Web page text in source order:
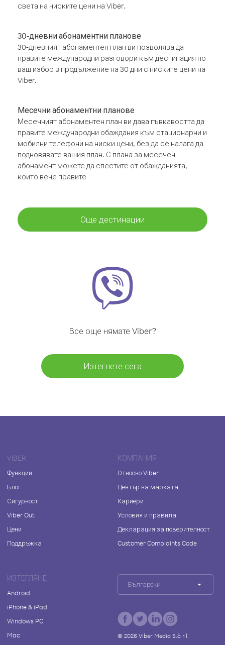
света на ниските цени на Viber.
30-дневни абонаментни планове
30-дневният абонаментен план ви позволява да
правите международни разговори към дестинация по
ваш избор в продължение на 30 дни с ниските цени на
Viber.
Месечни абонаментни планове
Месечният абонаментен план ви дава гъвкавостта да
правите международни обаждания към стационарни и
мобилни телефони на ниски цени, без да се налага да
подновявате вашия план. С плана за месечен
абонамент можете да спестите от обажданията,
които вече правите
Още дестинации
Все още нямате Viber?
Изтеглете сега
VIBER
Функции
Блог
Сигурност
Viber Out
Цени
Поддръжка
КОМПАНИЯ
Относно Viber
Център на марката
Кариери
Условия и правила
Декларация за поверителност
Customer Complaints Code
ИЗТЕГЛЯНЕ
Android
iPhone & iPad
Windows PC
Mac
Български
© 2026Viber Media S.à r.l.